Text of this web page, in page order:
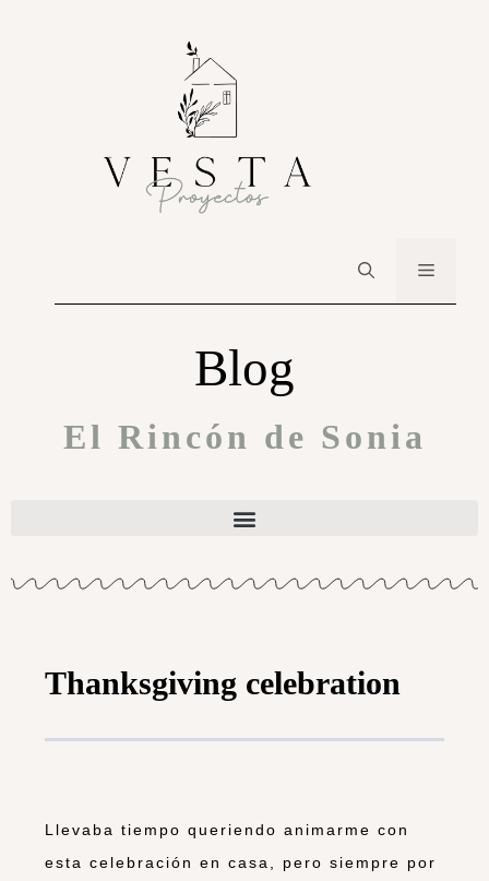
Blog
El Rincón de Sonia
Thanksgiving celebration
Llevaba tiempo queriendo animarme con
esta celebración en casa, pero siempre por